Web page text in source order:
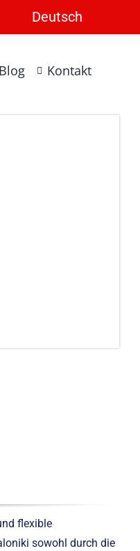
Deutsch
Blog Kontakt
flexible
sowohl durch die